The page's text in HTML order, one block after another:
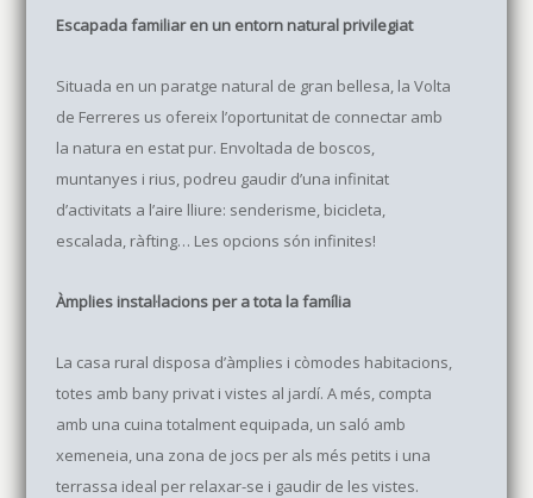
Escapada familiar en un entorn natural privilegiat
Situada en un paratge natural de gran bellesa, la Volta
de Ferreres us ofereix l’oportunitat de connectar amb
la natura en estat pur. Envoltada de boscos,
muntanyes i rius, podreu gaudir d’una infinitat
d’activitats a l’aire lliure: senderisme, bicicleta,
escalada, ràfting… Les opcions són infinites!
Àmplies instal·lacions per a tota la família
La casa rural disposa d’àmplies i còmodes habitacions,
totes amb bany privat i vistes al jardí. A més, compta
amb una cuina totalment equipada, un saló amb
xemeneia, una zona de jocs per als més petits i una
terrassa ideal per relaxar-se i gaudir de les vistes.